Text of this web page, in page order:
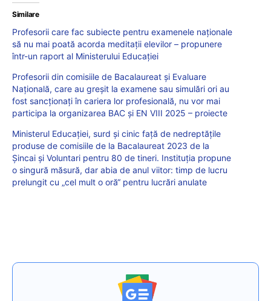
Similare
Profesorii care fac subiecte pentru examenele naționale
să nu mai poată acorda meditații elevilor – propunere
într-un raport al Ministerului Educației
Profesorii din comisiile de Bacalaureat și Evaluare
Națională, care au greșit la examene sau simulări ori au
fost sancționați în cariera lor profesională, nu vor mai
participa la organizarea BAC și EN VIII 2025 – proiecte
Ministerul Educației, surd și cinic față de nedreptățile
produse de comisiile de la Bacalaureat 2023 de la
Șincai și Voluntari pentru 80 de tineri. Instituția propune
o singură măsură, dar abia de anul viitor: timp de lucru
prelungit cu „cel mult o oră“ pentru lucrări anulate